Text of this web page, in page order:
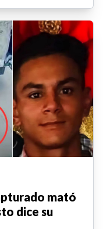
mató
dice su